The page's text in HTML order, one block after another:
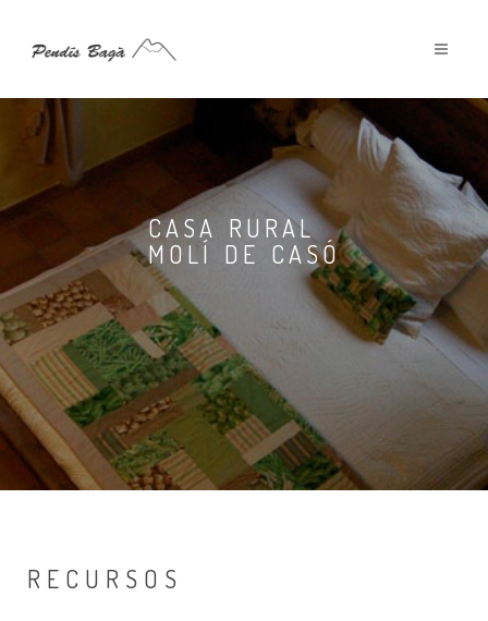
CASA RURAL
MOLÍ DE CASÓ
RECURSOS